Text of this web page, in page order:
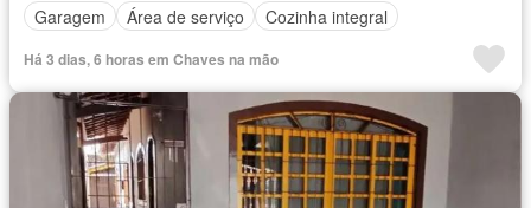
Garagem
Área de serviço Cozinha integral
Há 3 dias, 6 horas em Chaves na mão